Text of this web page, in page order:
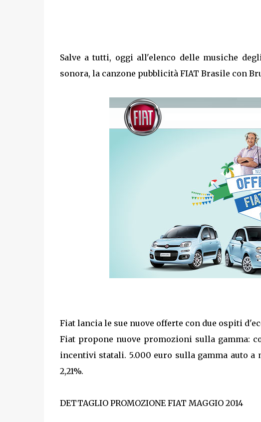
Salve a tutti, oggi all'elenco delle musiche
sonora, la canzone pubblicità FIAT Brasile con
Fiat lancia le sue nuove offerte con due ospiti
Fiat propone nuove promozioni sulla gamma:
incentivi statali. 5.000 euro sulla gamma auto a
2,21%.
DETTAGLIO PROMOZIONE FIAT MAGGIO 2014